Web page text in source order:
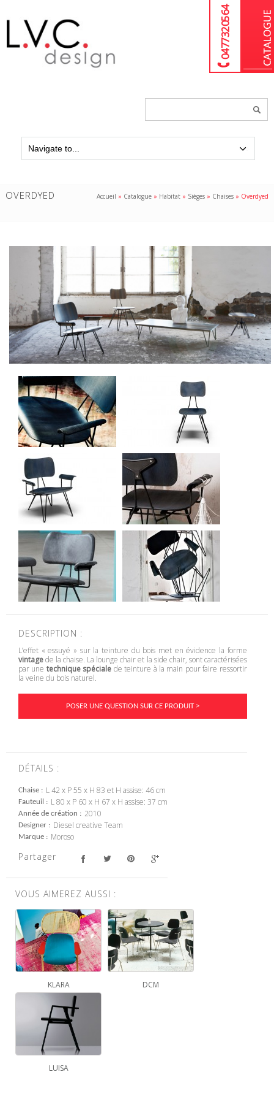
04 77 32 05 64
OVERDYED Accueil » Catalogue » Habitat » Sièges » Chaises » Overdyed
DESCRIPTION :
L’effet « essuyé » sur la teinture du bois met en évidence la forme
vintagede la chaise. La lounge chair et la side chair, sont caractérisées
par une technique spéciale de teinture à la main pour faire ressortir
la veine du bois naturel.
POSER UNE QUESTION SUR CE PRODUIT >
DÉTAILS :
Chaise L 42 x P 55 x H 83 et H assise: 46 cm
Fauteuil L 80 x P 60 x H 67 x H assise: 37 cm
Année de création 2010
Designer Diesel creative Team
Marque Moroso
Partager
VOUS AIMEREZ AUSSI :
KLARA DCM
LUISA